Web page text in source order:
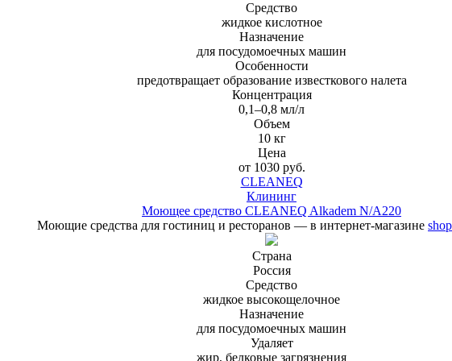
Средство
жидкое кислотное
Назначение
для посудомоечных машин
Особенности
предотвращает образование известкового налета
Концентрация
0,1–0,8 мл/л
Объем
10 кг
Цена
от 1030 руб.
CLEANEQ
Клининг
Моющее средство CLEANEQ Alkadem N/A220
Моющие средства для гостиниц и ресторанов — в интернет-магазине
Страна
Россия
Средство
жидкое высокощелочное
Назначение
для посудомоечных машин
Удаляет
жир, белковые загрязнения